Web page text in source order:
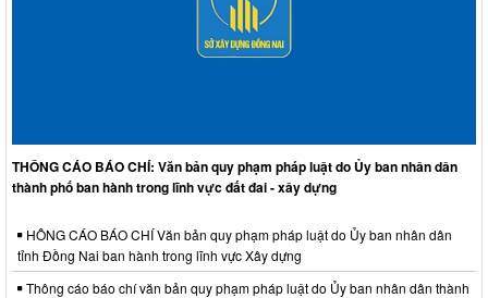
THÔNG CÁO BÁO CHÍ: Văn bản quy phạm pháp luật do Ủy ban nhân dân
thành phố ban hành trong lĩnh vực đất đai - xây dựng
HÔNG CÁO BÁO CHÍ Văn bản quy phạm pháp luật do Ủy ban nhân dân
tỉnh Đồng Nai ban hành trong lĩnh vực Xây dựng
Thông cáo báo chí văn bản quy phạm pháp luật do Ủy ban nhân dân thành